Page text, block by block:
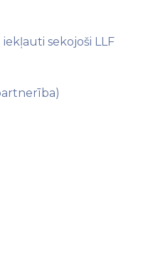
sekojoši LLF